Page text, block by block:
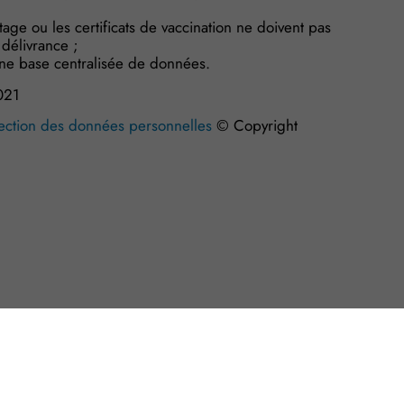
de confidentialité, en garantissant la conformité avec
ou les certificats de vaccination ne doivent pas
;
base centralisée de données.
des données personnelles © Copyright